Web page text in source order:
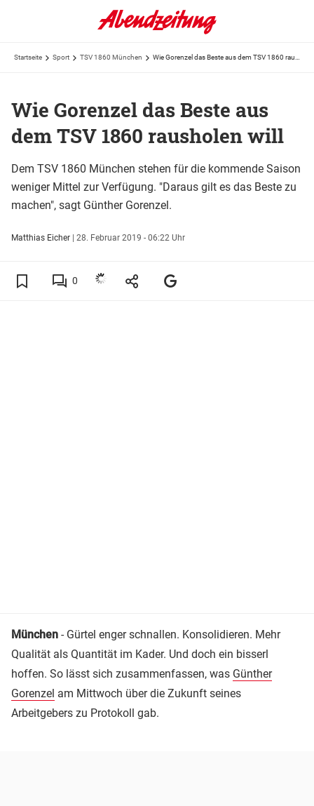
Startseite Sport TSV 1860 München
Wie Gorenzel das Beste aus
dem TSV 1860 rausholen will
Dem TSV 1860 München stehen für die kommende Saison
weniger Mittel zur Verfügung. "Daraus gilt es das Beste zu
machen", sagt Günther Gorenzel.
Matthias Eicher | 28. Februar 2019 - 06:22 Uhr
0
München - Gürtel enger schnallen. Konsolidieren. Mehr
Qualität als Quantität im Kader. Und doch ein bisserl
hoffen. So lässt sich zusammenfassen, was Günther
Gorenzel am Mittwoch über die Zukunft seines
Arbeitgebers zu Protokoll gab.